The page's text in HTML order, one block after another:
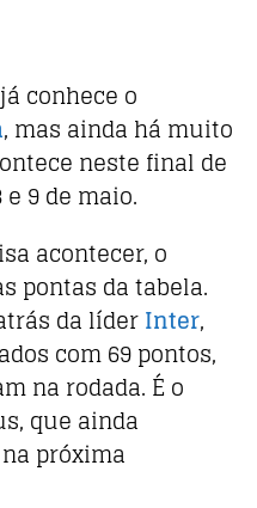
já conhece o
, mas ainda há muito
neste final de
9 de maio.
acontecer, o
pontas da tabela.
da líderInter,
com 69 pontos,
na rodada. É o
, que ainda
próxima